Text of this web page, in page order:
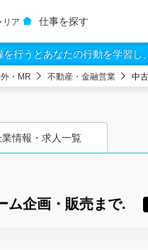
リア 仕事を探す
を行うとあなたの行動を学習し
・MR 不動産・金融営業 中
業情報・求人一覧
企画・販売まで.